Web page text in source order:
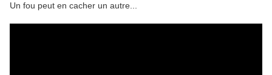
Un fou peut en cacher un autre...